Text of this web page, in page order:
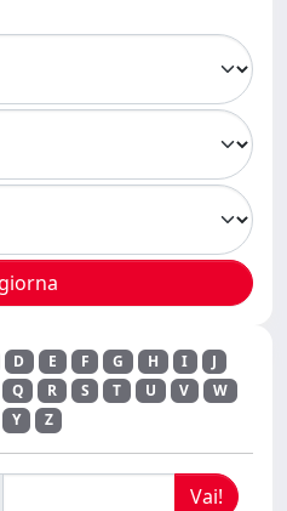
D E F G H I
J
Q R S T U V
W
Y Z